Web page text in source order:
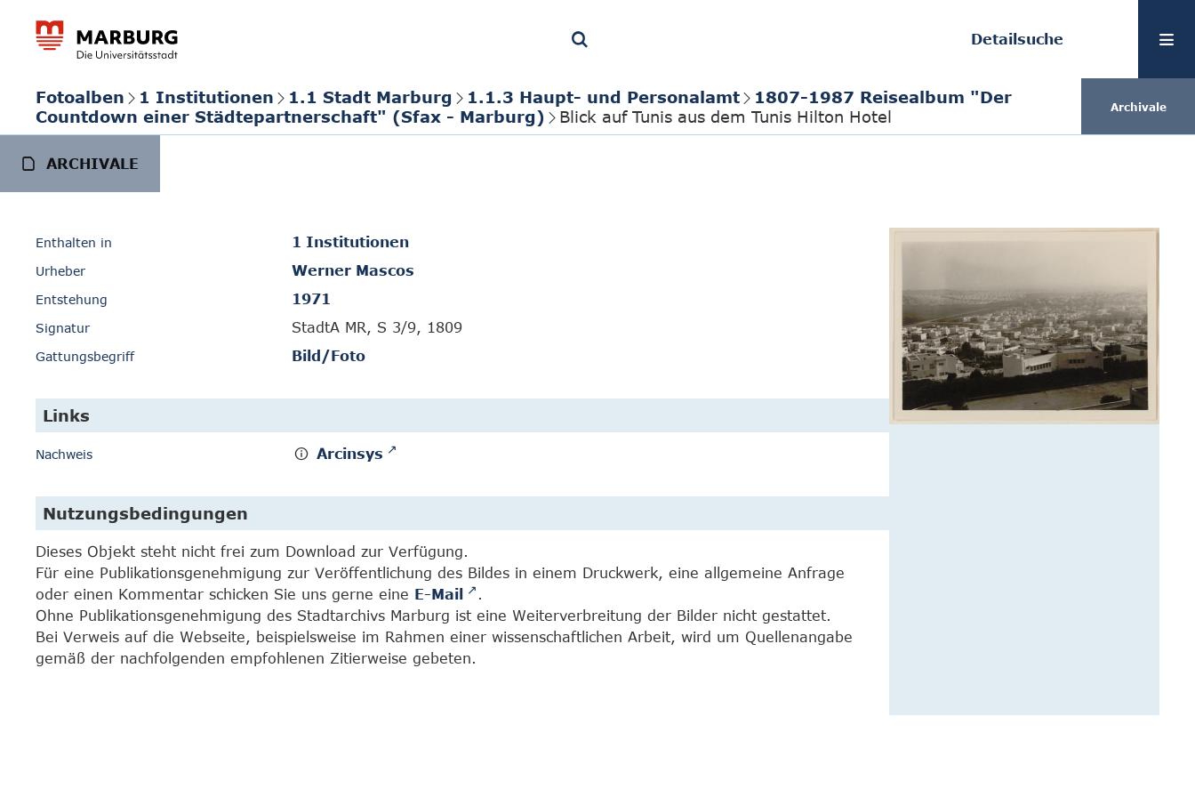
Detailsuche
Fotoalben 1 Institutionen 1.1 Stadt Marburg 1.1.3 Haupt- und Personalamt
1807-1987 Reisealbum "Der
Countdown einer Städtepartnerschaft" (Sfax - Marburg)
Blick auf Tunis aus dem Tunis Hilton Hotel Archivale
ARCHIVALE
Enthalten in 1 Institutionen
Urheber Werner Mascos
Entstehung 1971
Signatur StadtA MR, S 3/9, 1809
Gattungsbegriff Bild/Foto
Links
Nachweis Arcinsys
Nutzungsbedingungen
Dieses Objekt steht nicht frei zum Download zur Verfügung.
Für eine Publikationsgenehmigung zur Veröffentlichung des Bildes in einem Druckwerk, eine allgemeine Anfrage
oder einen Kommentar schicken Sie uns gerne eine E-Mail
.
Ohne Publikationsgenehmigung des Stadtarchivs Marburg ist eine Weiterverbreitung der Bilder nicht gestattet.
Bei Verweis auf die Webseite, beispielsweise im Rahmen einer wissenschaftlichen Arbeit, wird um Quellenangabe
gemäß der nachfolgenden empfohlenen Zitierweise gebeten.